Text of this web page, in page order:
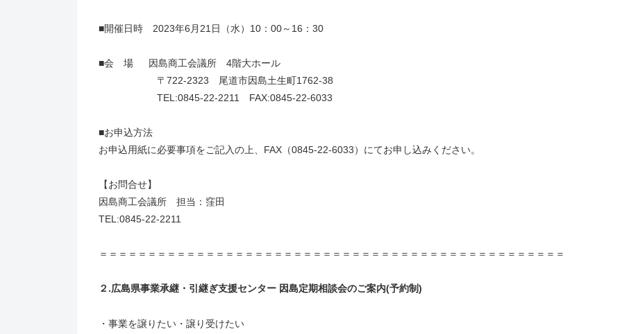
■開催日時 2023年6月21日（水）10：00～16：30
■会 場 因島商工会議所 4階大ホール
〒722-2323 尾道市因島土生町1762-38
TEL:0845-22-2211 FAX:0845-22-6033
■お申込方法
お申込用紙に必要事項をご記入の上、FAX（0845-22-6033）にてお申し込みください。
【お問合せ】
因島商工会議所 担当：窪田
TEL:0845-22-2211
＝＝＝＝＝＝＝＝＝＝＝＝＝＝＝＝＝＝＝＝＝＝＝＝＝＝＝＝＝＝＝＝＝＝＝＝＝＝＝＝＝＝＝＝＝＝＝＝
２.広島県事業承継・引継ぎ支援センター 因島定期相談会のご案内(予約制)
・事業を譲りたい・譲り受けたい